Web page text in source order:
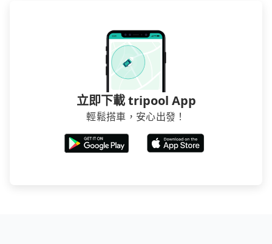
立即下載 tripool App
輕鬆搭車，安心出發！